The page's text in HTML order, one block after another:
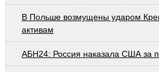
В Польше возмущены ударом
активам
АБН24: Россия наказала США за